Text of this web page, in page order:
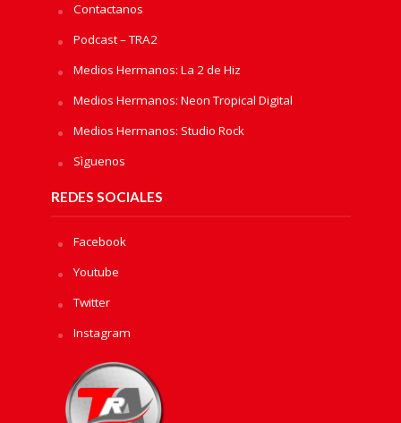
Contactanos
Podcast – TRA2
Medios Hermanos: La 2 de Hiz
Medios Hermanos: Neon Tropical Digital
Medios Hermanos: Studio Rock
Sìguenos
REDES SOCIALES
Facebook
Youtube
Twitter
Instagram